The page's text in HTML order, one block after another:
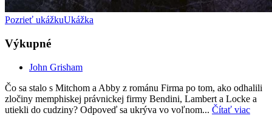
Pozrieť ukážkuUkážka
Výkupné
John Grisham
Čo sa stalo s Mitchom a Abby z románu Firma po tom, ako odhalili
zločiny memphiskej právnickej firmy Bendini, Lambert a Locke a
utiekli do cudziny? Odpoveď sa ukrýva vo voľnom... Čítať viac